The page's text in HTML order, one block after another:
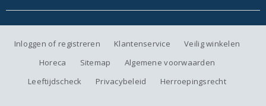
Inloggen of registreren Klantenservice
Veilig winkelen
Horeca
Sitemap
Algemene voorwaarden
Leeftijdscheck
Privacybeleid Herroepingsrecht